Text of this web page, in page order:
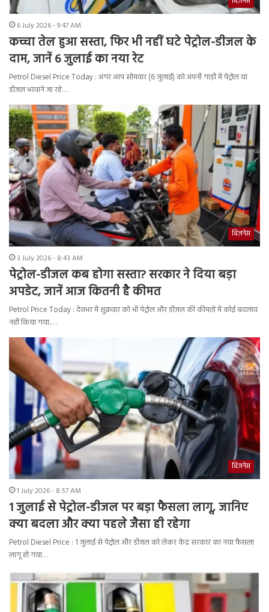
6 July 2026 - 9:47 AM
कच्चा तेल हुआ सस्ता, फिर भी नहीं घटे पेट्रोल-डीजल के
दाम, जानें 6 जुलाई का नया रेट
Petrol Diesel Price Today : अगर आप सोमवार (6 जुलाई) को अपनी गाड़ी में पेट्रोल या
डीजल भरवाने जा रहे…
बिज़नेस
3 July 2026 - 8:43 AM
पेट्रोल-डीजल कब होगा सस्ता? सरकार ने दिया बड़ा
अपडेट, जानें आज कितनी है कीमत
Petrol Price Today : देशभर में शुक्रवार को भी पेट्रोल और डीजल की कीमतों में कोई बदलाव
नहीं किया गया.…
बिज़नेस
1 July 2026 - 8:57 AM
1 जुलाई से पेट्रोल-डीजल पर बड़ा फैसला लागू, जानिए
क्या बदला और क्या पहले जैसा ही रहेगा
Petrol Diesel Price : 1 जुलाई से पेट्रोल और डीजल को लेकर केंद्र सरकार का नया फैसला
लागू हो गया…